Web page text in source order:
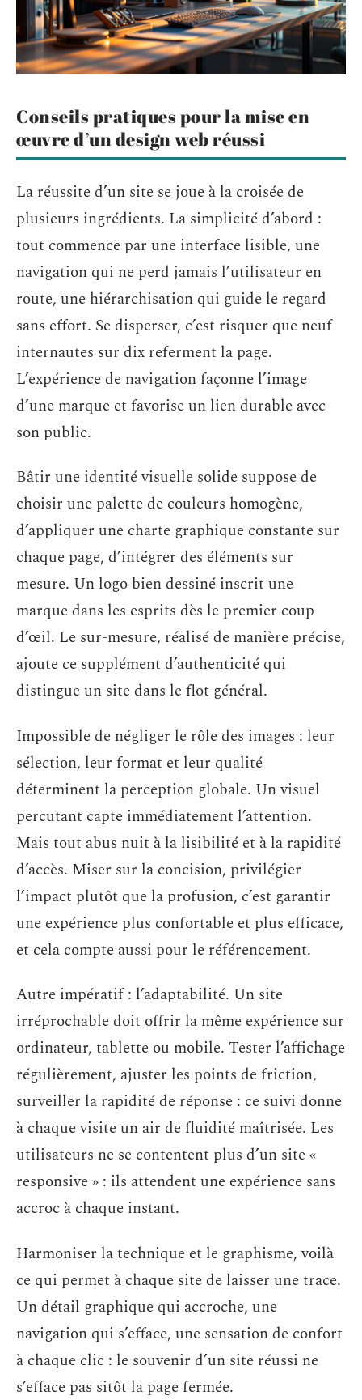
Conseils pratiques pour la mise en
œuvre d’un design web réussi
La réussite d’un site se joue à la croisée de
plusieurs ingrédients. La simplicité d’abord :
tout commence par une interface lisible, une
navigation qui ne perd jamais l’utilisateur en
route, une hiérarchisation qui guide le regard
sans effort. Se disperser, c’est risquer que neuf
internautes sur dix referment la page.
L’expérience de navigation façonne l’image
d’une marque et favorise un lien durable avec
son public.
Bâtir une identité visuelle solide suppose de
choisir une palette de couleurs homogène,
d’appliquer une charte graphique constante sur
chaque page, d’intégrer des éléments sur
mesure. Un logo bien dessiné inscrit une
marque dans les esprits dès le premier coup
d’œil. Le sur-mesure, réalisé de manière précise,
ajoute ce supplément d’authenticité qui
distingue un site dans le flot général.
Impossible de négliger le rôle des images : leur
sélection, leur format et leur qualité
déterminent la perception globale. Un visuel
percutant capte immédiatement l’attention.
Mais tout abus nuit à la lisibilité et à la rapidité
d’accès. Miser sur la concision, privilégier
l’impact plutôt que la profusion, c’est garantir
une expérience plus confortable et plus efficace,
et cela compte aussi pour le référencement.
Autre impératif : l’adaptabilité. Un site
irréprochable doit offrir la même expérience sur
ordinateur, tablette ou mobile. Tester l’affichage
régulièrement, ajuster les points de friction,
surveiller la rapidité de réponse : ce suivi donne
à chaque visite un air de fluidité maîtrisée. Les
utilisateurs ne se contentent plus d’un site «
responsive » : ils attendent une expérience sans
accroc à chaque instant.
Harmoniser la technique et le graphisme, voilà
ce qui permet à chaque site de laisser une trace.
Un détail graphique qui accroche, une
navigation qui s’efface, une sensation de confort
à chaque clic : le souvenir d’un site réussi ne
s’efface pas sitôt la page fermée.